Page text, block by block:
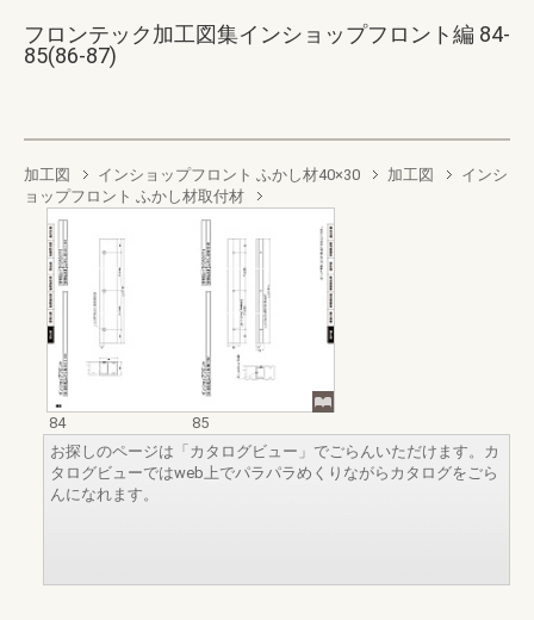
フロンテック加工図集インショップフロント編 84-
85(86-87)
加工図 インショップフロント ふかし材40×30 加工図
インシ
ョップフロント ふかし材取付材
84
85
お探しのページは「カタログビュー」でごらんいただけます。カ
タログビューではweb上でパラパラめくりながらカタログをごら
んになれます。